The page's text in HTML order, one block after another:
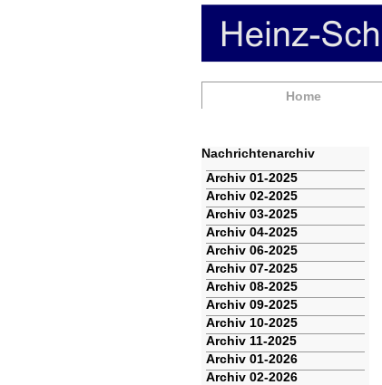
Navigation
Home
Nachrichtenarchiv
Navigation
überspringen
Archiv 01-2025
Archiv 02-2025
Archiv 03-2025
Archiv 04-2025
Archiv 06-2025
Archiv 07-2025
Archiv 08-2025
Archiv 09-2025
Archiv 10-2025
Archiv 11-2025
Archiv 01-2026
Archiv 02-2026